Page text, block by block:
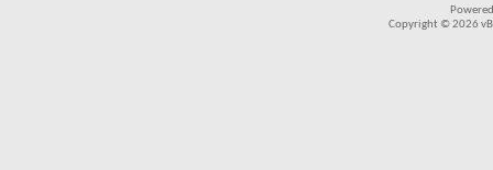
Copyright © 2026